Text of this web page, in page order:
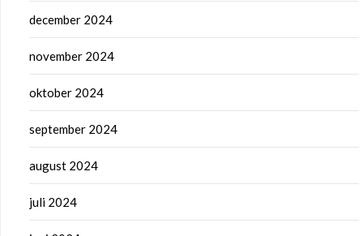
december 2024
november 2024
oktober 2024
september 2024
august 2024
juli 2024